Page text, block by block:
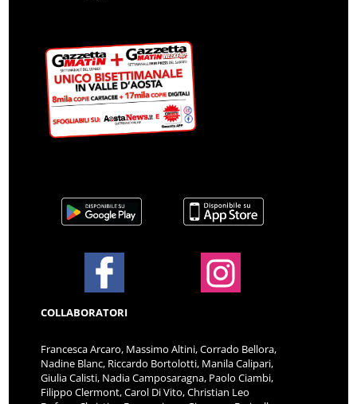
COLLABORATORI
Francesca Arcaro, Massimo Altini, Corrado Bellora,
Nadine Blanc, Riccardo Bortolotti, Manila Calipari,
Giulia Calisti, Nadia Camposaragna, Paolo Ciambi,
Filippo Clermont, Carol Di Vito, Christian Leo